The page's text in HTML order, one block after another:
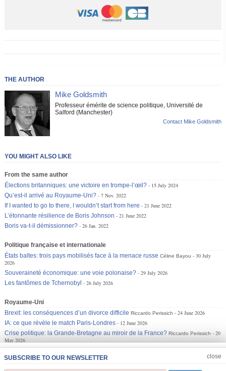
THE AUTHOR
Mike Goldsmith
Professeur émérite de science politique, Université de
Salford (Manchester)
Contact Mike Goldsmith
SUBSCRIBE TO OUR NEWSLETTER close
JOIN US CLOSE
YOU MIGHT ALSO LIKE
From the same author
Élections britanniques: une victoire en trompe-l’œil?
15 July 2024
Qu’est-il arrivé au Royaume-Uni?
7 Nov. 2022
If I wanted to go to there, I wouldn’t start from here
21 June 2022
L’étonnante résilience de Boris Johnson
21 June 2022
Boris va-t-il démissionner?
26 Jan. 2022
Politique française et internationale
États baltes: trois pays mobilisés face à la menace russe Céline Bayou
30 July
2026
Souveraineté économique: une voie polonaise?
29 July 2026
Les fantômes de Tchernobyl
26 July 2026
Royaume-Uni
Brexit: les conséquences d’un divorce difficile Riccardo Perissich
24 June 2026
IA: ce que révèle le match Paris-Londres
12 June 2026
Crise politique: la Grande-Bretagne au miroir de la France? Riccardo Perissich
20
May 2026